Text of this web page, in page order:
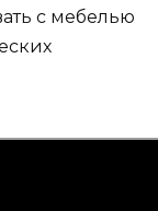
с мебелью